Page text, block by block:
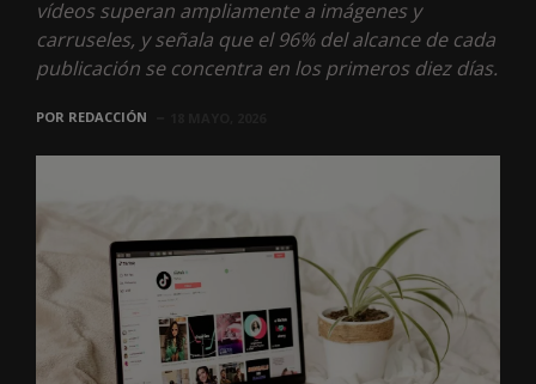
vídeos superan ampliamente a imágenes y
carruseles, y señala que el 96% del alcance de cada
publicación se concentra en los primeros diez días.
POR REDACCIÓN